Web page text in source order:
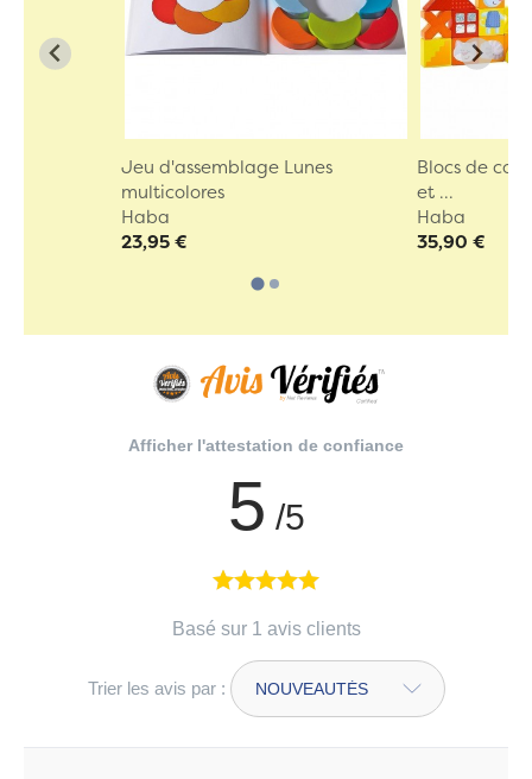
Jeu d'assemblage Lunes
multicolores
Haba
23,95 €
Blocs de
et ...
Haba
35,90 €
Afficher l'attestation de confiance
5 /5
Basé sur 1 avis clients
Trier les avis par :